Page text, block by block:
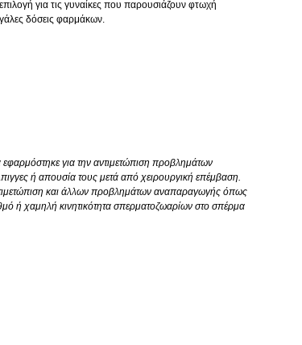
για τις γυναίκες που παρουσιάζουν φτωχή
δόσεις φαρμάκων.
για την αντιμετώπιση προβλημάτων
ή απουσία τους μετά από χειρουργική επέμβαση.
και άλλων προβλημάτων αναπαραγωγής όπως
ή χαμηλή κινητικότητα σπερματοζωαρίων στο σπέρμα